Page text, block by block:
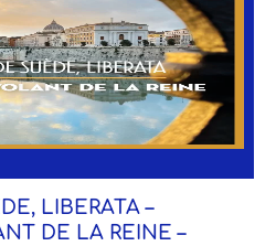
LIBERATA –
DE LA REINE –